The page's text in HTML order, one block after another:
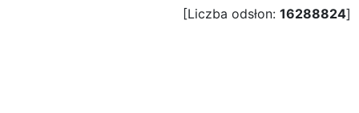
[Liczba odsłon: 16288824]